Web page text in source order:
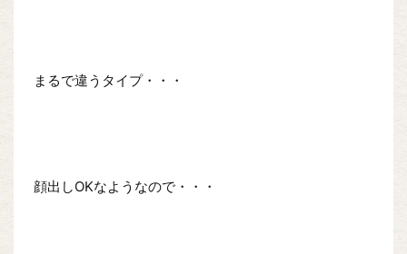
まるで違うタイプ・・・
顔出しOKなようなので・・・